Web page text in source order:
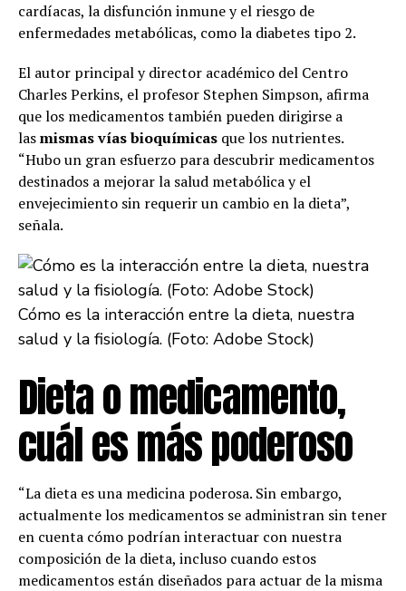
cardíacas, la disfunción inmune y el riesgo de
enfermedades metabólicas, como la diabetes tipo 2.
El autor principal y director académico del Centro
Charles Perkins, el profesor Stephen Simpson, afirma
que los medicamentos también pueden dirigirse a
lasmismas vías bioquímicas que los nutrientes.
“Hubo un gran esfuerzo para descubrir medicamentos
destinados a mejorar la salud metabólica y el
envejecimiento sin requerir un cambio en la dieta”,
señala.
Cómo es la interacción entre la dieta, nuestra
salud y la fisiología. (Foto: Adobe Stock)
Dieta o medicamento,
cuál es más poderoso
“La dieta es una medicina poderosa. Sin embargo,
actualmente los medicamentos se administran sin tener
en cuenta cómo podrían interactuar con nuestra
composición de la dieta, incluso cuando estos
medicamentos están diseñados para actuar de la misma